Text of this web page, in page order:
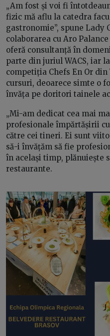
„Am fost și voi fi
fizic mă aflu la catedra
gastronomie”, spune Lady
colaborarea cu Aro
oferă consultanță în
parte din juriul WACS, iar
competiția Chefs En Or din
cursuri, deoarece simte o
învăța pe doritori tainele
„Mi-am dedicat cea mai
profesionale împărtășirii
către cei tineri. Ei sunt
să-i învățăm să fie
în același timp, plănuiește
restaurante.